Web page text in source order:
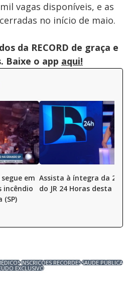
vagas disponíveis, e as
no início de maio.
da RECORD de graça e
Baixe o app aqui!
em
incêndio
Assista à íntegra da 2ª
do JR 24 Horas desta
INSCRIÇÕES RECORDESSAÚDE PÚBLICA
EXCLUSIVO